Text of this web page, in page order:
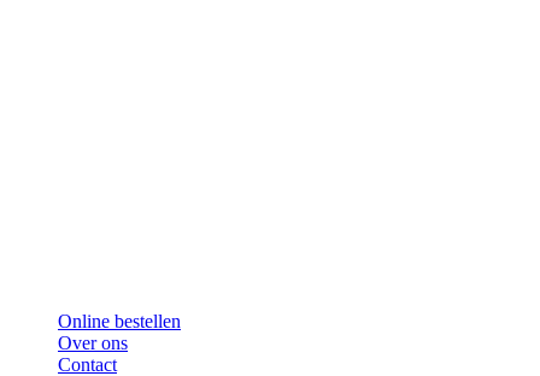
Online bestellen
Over ons
Contact